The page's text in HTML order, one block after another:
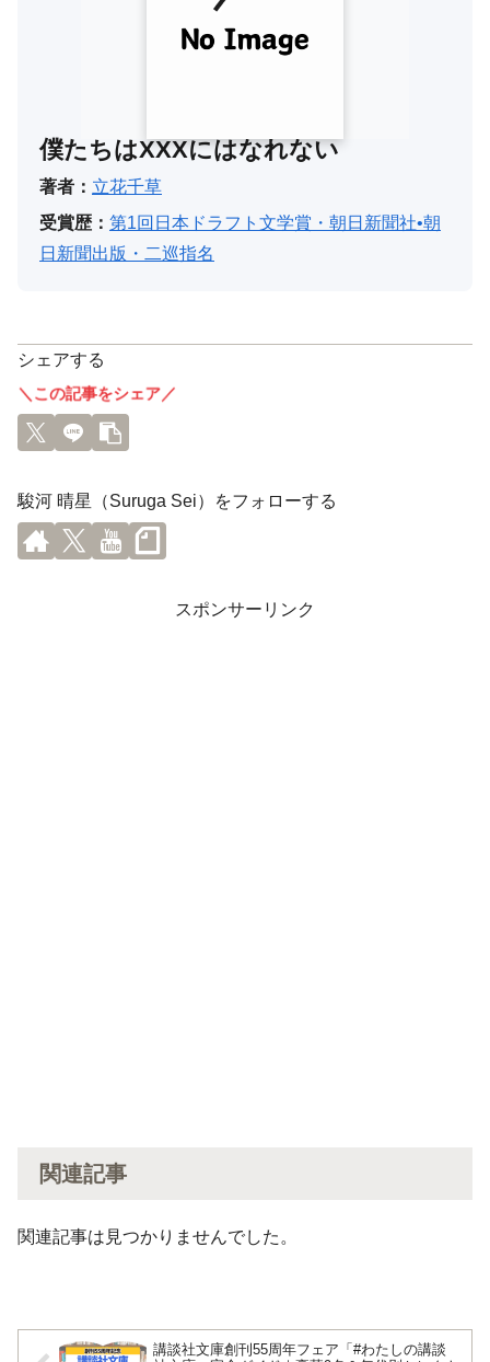
僕たちはXXXにはなれない
著者： 立花千草
受賞歴： 第1回日本ドラフト文学賞・朝日新聞社•朝
日新聞出版・二巡指名
シェアする
＼この記事をシェア／
駿河 晴星（Suruga Sei）をフォローする
スポンサーリンク
関連記事
関連記事は見つかりませんでした。
講談社文庫創刊55周年フェア「#わたしの講談